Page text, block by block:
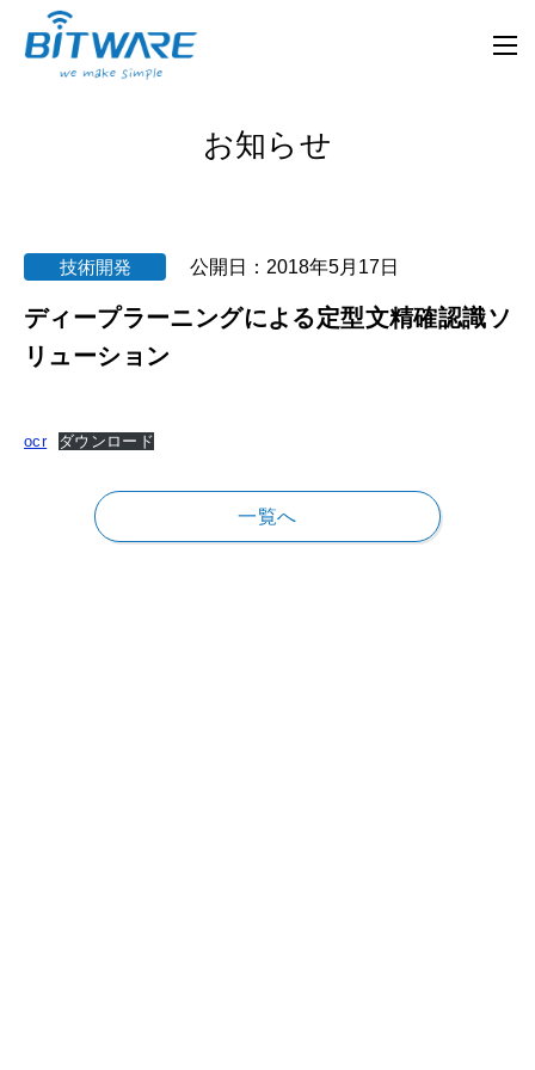
お知らせ
ディープラーニングによる定型文精確認識ソ
リューション
公開日： 2018年5月17日
技術開発
ocr ダウンロード
一覧へ